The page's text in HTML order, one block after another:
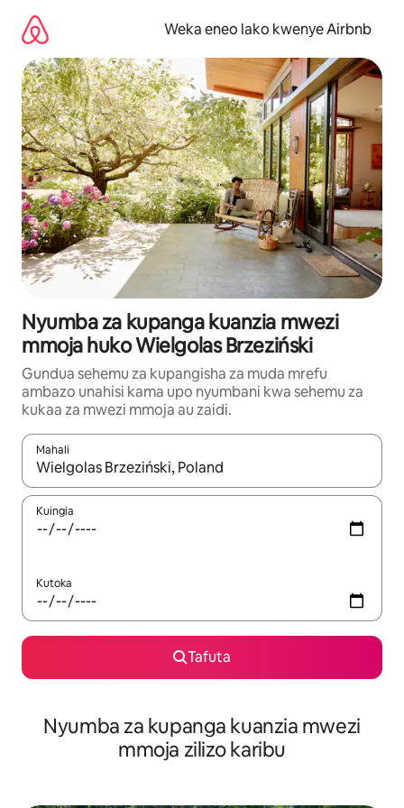
kwenda
kwenye
maudhui
Weka eneo lako kwenye Airbnb
Nyumba za kupanga kuanzia mwezi
mmoja huko Wielgolas Brzeziński
Gundua sehemu za kupangisha za muda mrefu
ambazo unahisi kama upo nyumbani kwa sehemu za
kukaa za mwezi mmoja au zaidi.
Mahali
Wakati matokeo yanapatikana, vinjari kwa kutumia vitufe vya
Kuingia
Kutoka
Tafuta
Nyumba za kupanga kuanzia mwezi
mmoja zilizo karibu